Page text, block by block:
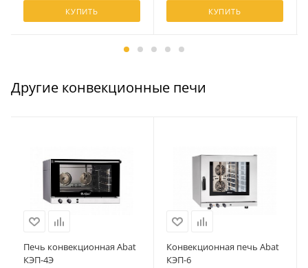
КУПИТЬ КУПИТЬ
Другие конвекционные печи
Печь конвекционная Abat
КЭП-4Э
Конвекционная печь Abat
КЭП-6